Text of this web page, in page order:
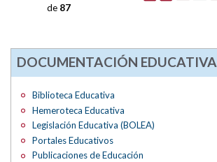
de 87
DOCUMENTACIÓN EDUCATIVA
Biblioteca Educativa
Hemeroteca Educativa
Legislación Educativa (BOLEA)
Portales Educativos
Publicaciones de Educación